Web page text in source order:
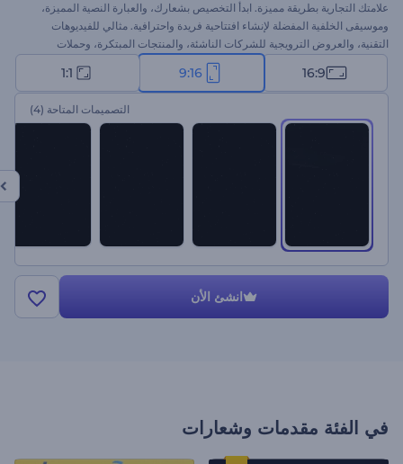
علامتك التجارية بطريقة مميزة. ابدأ التخصيص بشعارك، والعبارة النصية المميزة،
وموسيقى الخلفية المفضلة لإنشاء افتتاحية فريدة واحترافية. مثالي للفيديوهات
التقنية، والعروض الترويجية للشركات الناشئة، والمنتجات المبتكرة، وحملات
التسويق الرقمي، وغيرها. ابدأ الآن، واستعد لإبهار جمهورك والتفاعل معهم!
16:9
9:16
1:1
التصميمات المتاحة (4)
انشئ الأن
في الفئة مقدمات وشعارات